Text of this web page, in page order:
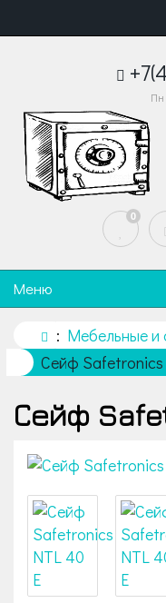
Пн
0
Меню
Мебельные
Сейф
Сейф